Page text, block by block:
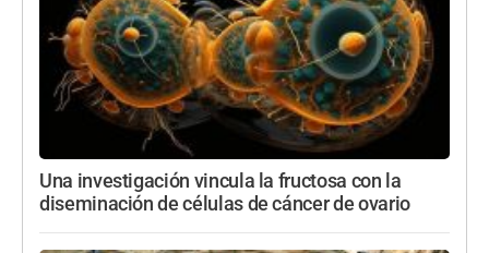
Una investigación vincula la fructosa con la
diseminación de células de cáncer de ovario